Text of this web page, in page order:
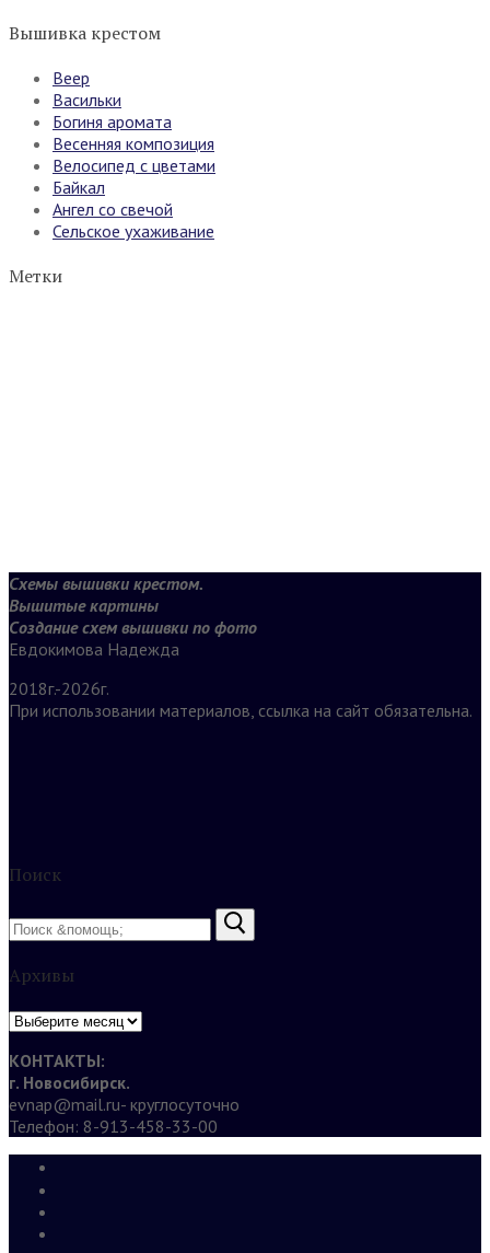
Вышивка крестом
Веер
Васильки
Богиня аромата
Весенняя композиция
Велосипед с цветами
Байкал
Ангел со свечой
Сельское ухаживание
Метки
Схемы вышивки крестом.
Вышитые картины
Создание схем вышивки по фото
Евдокимова Надежда
2018г.-2026г.
При использовании материалов, ссылка на сайт обязательна.
Поиск
Найти:
Архивы
Архивы
КОНТАКТЫ:
г. Новосибирск.
evnap@mail.ru- круглосуточно
Телефон: 8-913-458-33-00